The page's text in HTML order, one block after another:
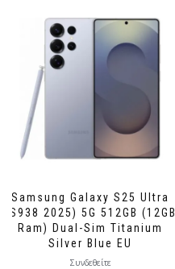
Samsung Galaxy S25 Ultra
(S938 2025) 5G 512GB (12GB
Ram) Dual-Sim Titanium
Silver Blue EU
Συνδεθείτε